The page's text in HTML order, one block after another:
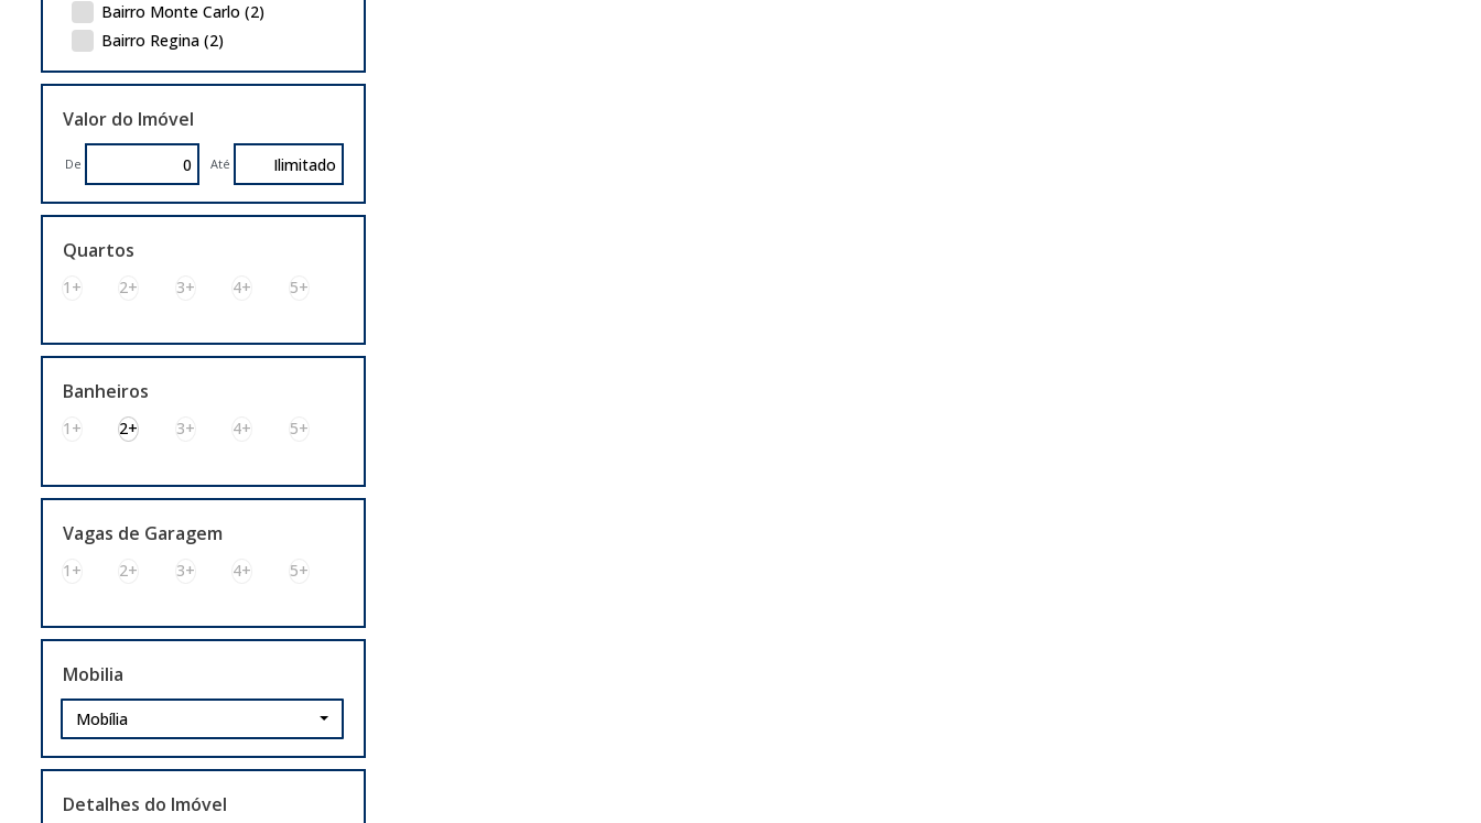
Bairro Monte Carlo (2)
Bairro Regina (2)
Bairro Silveira Martins (1)
Bairro Veranópolis (1)
Bairro Vista Alegre (3)
Bom Princípio (1)
Carlos Antônio Wilkens (1)
Centro (6)
Distrito Industrial (1)
Jardim América (2)
Parque da Matriz (3)
Parque Espírito Santo (1)
Princesa Izabel (1)
Porto Alegre (6)
Centro Histórico (1)
Higienópolis (1)
São Geraldo (1)
São Sebastião (1)
Gravataí (4)
Bom Sucesso (1)
São Jerônimo (1)
Valor do Imóvel
De Até
Quartos
1+ 2+ 3+ 4+ 5+
Banheiros
1+ 2+ 3+ 4+ 5+
Vagas de Garagem
1+ 2+ 3+ 4+ 5+
Mobilia
Mobília
Detalhes do Imóvel